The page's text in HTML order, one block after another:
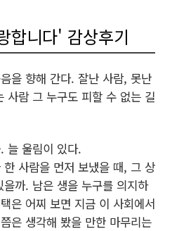
합니다' 감상후기
을 향해 간다. 잘난 사람, 못난
사람 그 누구도 피할 수 없는 길
늘 울림이 있다.
사람을 먼저 보냈을 때, 그 상
까. 남은 생을 누구를 의지하
은 어찌 보면 지금 이 사회에서
은 생각해 봤을 만한 마무리는